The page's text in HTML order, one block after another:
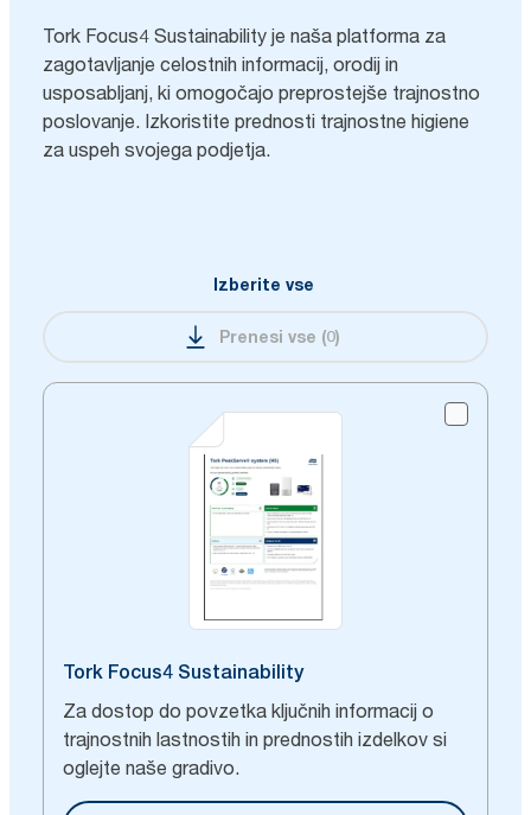
Tork Focus4 Sustainability je naša platforma za
zagotavljanje celostnih informacij, orodij in
usposabljanj, ki omogočajo preprostejše trajnostno
poslovanje. Izkoristite prednosti trajnostne higiene
za uspeh svojega podjetja.
Izberite vse
Prenesi vse (0)
Tork Focus4 Sustainability
Za dostop do povzetka ključnih informacij o
trajnostnih lastnostih in prednostih izdelkov si
oglejte naše gradivo.